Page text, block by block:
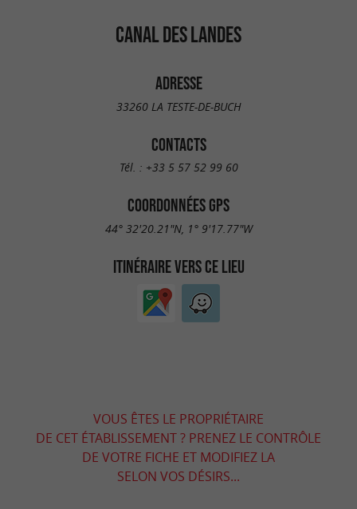
CANAL DES LANDES
ADRESSE
33260 LA TESTE-DE-BUCH
CONTACTS
Tél. : +33 5 57 52 99 60
COORDONNÉES GPS
44° 32'20.21"N, 1° 9'17.77"W
ITINÉRAIRE VERS CE LIEU
VOUS ÊTES LE PROPRIÉTAIRE
DE CET ÉTABLISSEMENT ? PRENEZ LE CONTRÔLE
DE VOTRE FICHE ET MODIFIEZ LA
SELON VOS DÉSIRS...